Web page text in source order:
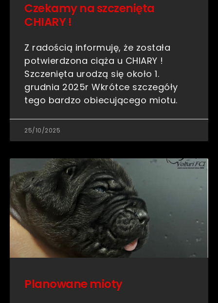
Czekamy na szczenięta
CHIARY !
Z radością informuję, że została
potwierdzona ciąża u CHIARY !
Szczenięta urodzą się około 1.
grudnia 2025r Wkrótce szczegóły
tego bardzo obiecującego miotu.
25/10/2025
Planowane mioty